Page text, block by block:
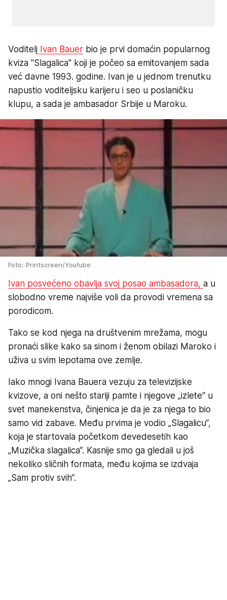
Voditelj Ivan Bauer bio je prvi domaćin popularnog
kviza "Slagalica" koji je počeo sa emitovanjem sada
već davne 1993. godine. Ivan je u jednom trenutku
napustio voditeljsku karijeru i seo u poslaničku
klupu, a sada je ambasador Srbije u Maroku.
Foto: Printscreen/Youtube
Ivan posvećeno obavlja svoj posao ambasadora, a u
slobodno vreme najviše voli da provodi vremena sa
porodicom.
Tako se kod njega na društvenim mrežama, mogu
pronaći slike kako sa sinom i ženom obilazi Maroko i
uživa u svim lepotama ove zemlje.
Iako mnogi Ivana Bauera vezuju za televizijske
kvizove, a oni nešto stariji pamte i njegove „izlete“ u
svet manekenstva, činjenica je da je za njega to bio
samo vid zabave. Među prvima je vodio „Slagalicu“,
koja je startovala početkom devedesetih kao
„Muzička slagalica“. Kasnije smo ga gledali u još
nekoliko sličnih formata, među kojima se izdvaja
„Sam protiv svih“.